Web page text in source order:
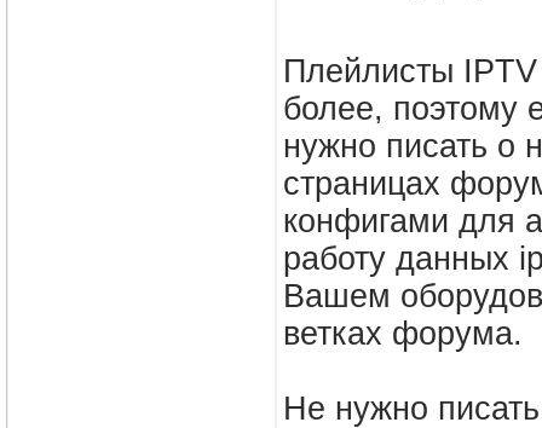
Плейлисты IPTV
более, поэтому
нужно писать о
страницах
конфигами для
работу данных
Вашем
ветках форума.
Не нужно